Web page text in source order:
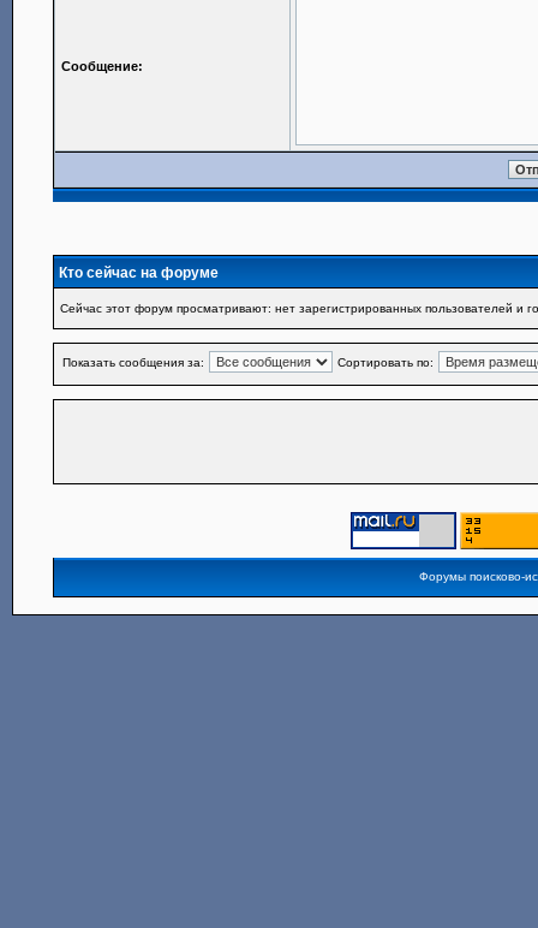
Сообщение:
Кто сейчас на форуме
Сейчас этот форум просматривают: нет зарегистрированных пользователей и
Показать сообщения за: Сортировать по:
Форумы поисково-